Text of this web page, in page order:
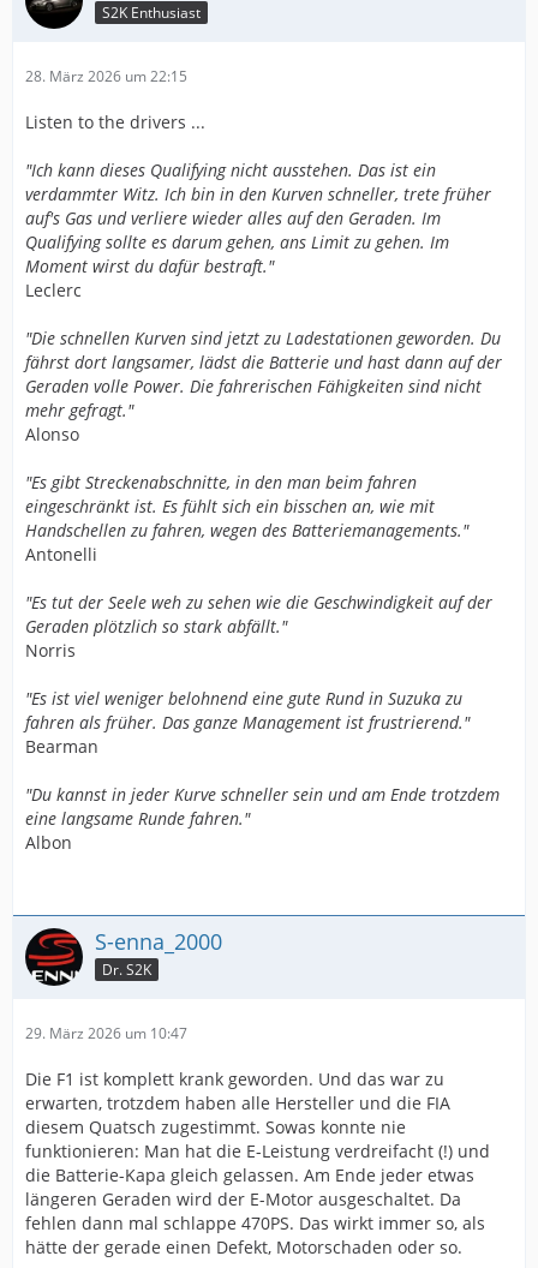
S2K Enthusiast
28. März 2026 um 22:15
Listen to the drivers ...
"Ich kann dieses Qualifying nicht ausstehen. Das ist ein
verdammter Witz. Ich bin in den Kurven schneller, trete früher
auf's Gas und verliere wieder alles auf den Geraden. Im
Qualifying sollte es darum gehen, ans Limit zu gehen. Im
Moment wirst du dafür bestraft."
Leclerc
"Die schnellen Kurven sind jetzt zu Ladestationen geworden. Du
fährst dort langsamer, lädst die Batterie und hast dann auf der
Geraden volle Power. Die fahrerischen Fähigkeiten sind nicht
mehr gefragt."
Alonso
"Es gibt Streckenabschnitte, in den man beim fahren
eingeschränkt ist. Es fühlt sich ein bisschen an, wie mit
Handschellen zu fahren, wegen des Batteriemanagements."
Antonelli
"Es tut der Seele weh zu sehen wie die Geschwindigkeit auf der
Geraden plötzlich so stark abfällt."
Norris
"Es ist viel weniger belohnend eine gute Rund in Suzuka zu
fahren als früher. Das ganze Management ist frustrierend."
Bearman
"Du kannst in jeder Kurve schneller sein und am Ende trotzdem
eine langsame Runde fahren."
Albon
S-enna_2000
Dr. S2K
29. März 2026 um 10:47
Die F1 ist komplett krank geworden. Und das war zu
erwarten, trotzdem haben alle Hersteller und die FIA
diesem Quatsch zugestimmt. Sowas konnte nie
funktionieren: Man hat die E-Leistung verdreifacht (!) und
die Batterie-Kapa gleich gelassen. Am Ende jeder etwas
längeren Geraden wird der E-Motor ausgeschaltet. Da
fehlen dann mal schlappe 470PS. Das wirkt immer so, als
hätte der gerade einen Defekt, Motorschaden oder so.